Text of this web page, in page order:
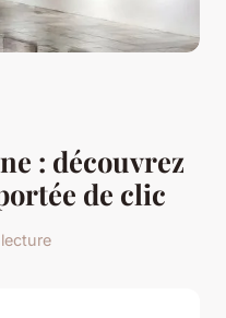
: découvrez
de clic